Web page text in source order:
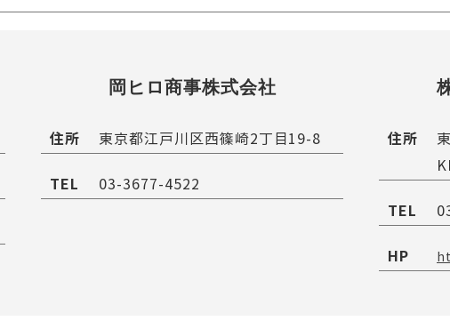
岡ヒロ商事株式会社
住所 東京都江戸川区西篠崎2丁目19-8
TEL 03-3677-4522
住所
TEL
HP